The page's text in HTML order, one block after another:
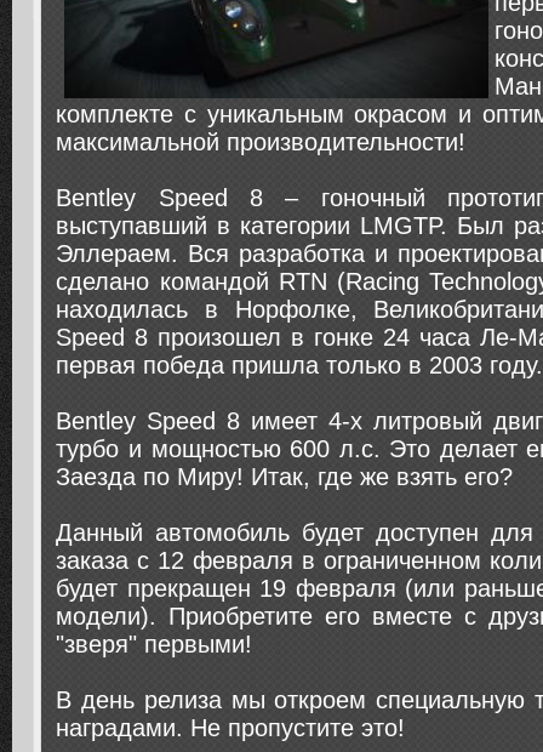
комплекте с уникальным окрасом и
максимальной производительности!
Bentley Speed 8 – гоночный
выступавший в категории LMGTP. Был
Эллераем. Вся разработка и
сделано командой RTN (Racing
находилась в Норфолке,
Speed 8 произошел в гонке 24 часа Ле-
первая победа пришла только в 2003 году.
Bentley Speed 8 имеет 4-х литровый
турбо и мощностью 600 л.с. Это делает
Заезда по Миру! Итак, где же взять его?
Данный автомобиль будет доступен для
заказа с 12 февраля в ограниченном
будет прекращен 19 февраля (или
модели). Приобретите его вместе с
"зверя" первыми!
В день релиза мы откроем специальную
наградами. Не пропустите это!